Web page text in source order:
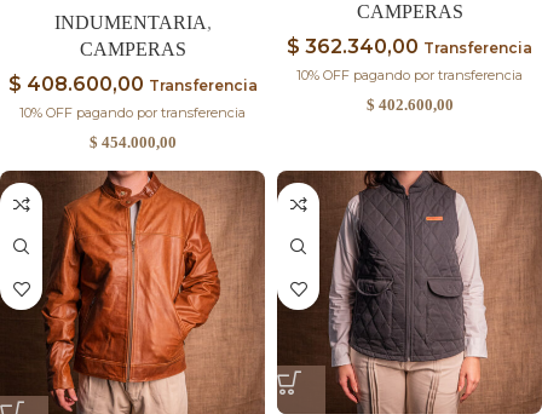
INDUMENTARIA,
CAMPERAS
$ 408.600,00 Transferencia
10% OFF pagando por transferencia
$ 454.000,00
CAMPERAS
$ 362.340,00 Transferencia
10% OFF pagando por transferencia
$ 402.600,00